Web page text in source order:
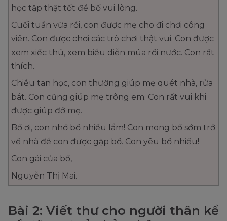
học tập thật tốt để bố vui lòng.
Cuối tuần vừa rồi, con được mẹ cho đi chơi công
viên. Con được chơi các trò chơi thật vui. Con được
xem xiếc thú, xem biểu diễn múa rối nước. Con rất
thích.
Chiều tan học, con thường giúp mẹ quét nhà, rửa
bát. Con cũng giúp mẹ trông em. Con rất vui khi
được giúp đỡ mẹ.
Bố ơi, con nhớ bố nhiều lắm! Con mong bố sớm trở
về nhà để con được gặp bố. Con yêu bố nhiều!
Con gái của bố,
Nguyễn Thị Mai.
Bài 2: Viết thư cho người thân kể